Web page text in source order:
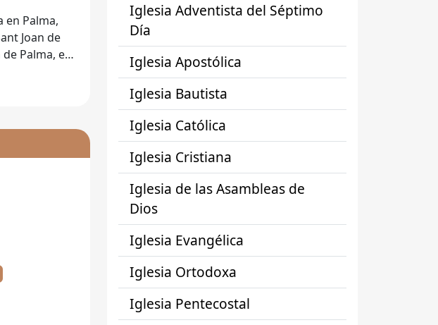
en Palma,
Palma, es
Iglesia Adventista del Séptimo
Día
Iglesia Apostólica
Iglesia Bautista
Iglesia Católica
Iglesia Cristiana
Iglesia de las Asambleas de
Dios
Iglesia Evangélica
Iglesia Ortodoxa
Iglesia Pentecostal